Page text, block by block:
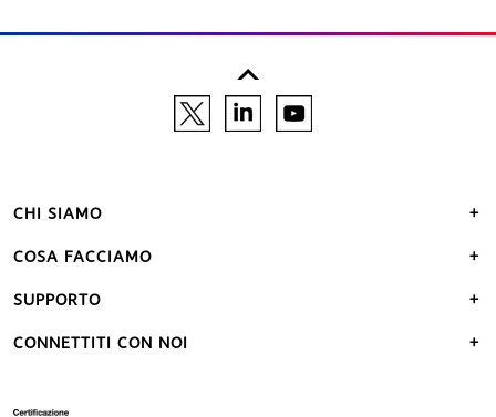
CHI SIAMO
COSA FACCIAMO
SUPPORTO
CONNETTITI CON NOI